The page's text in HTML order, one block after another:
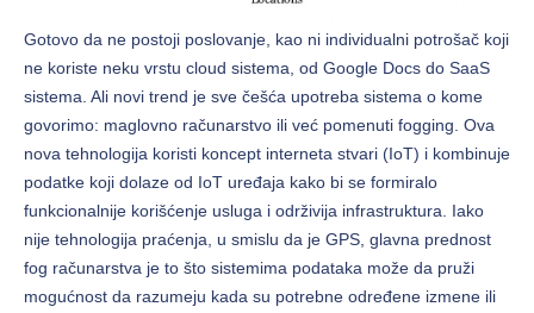
Gotovo da ne postoji poslovanje, kao ni individualni potrošač koji
ne koriste neku vrstu cloud sistema, od Google Docs do SaaS
sistema. Ali novi trend je sve češća upotreba sistema o kome
govorimo: maglovno računarstvo ili već pomenuti fogging. Ova
nova tehnologija koristi koncept interneta stvari (IoT) i kombinuje
podatke koji dolaze od IoT uređaja kako bi se formiralo
funkcionalnije korišćenje usluga i održivija infrastruktura. Iako
nije tehnologija praćenja, u smislu da je GPS, glavna prednost
fog računarstva je to što sistemima podataka može da pruži
mogućnost da razumeju kada su potrebne određene izmene ili